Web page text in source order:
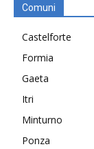
Comuni
Castelforte
Formia
Gaeta
Itri
Minturno
Ponza